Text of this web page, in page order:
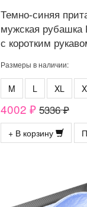
Темно-синяя
мужская рубашка
с коротким
Размеры в наличии:
M L XL
4002 ₽ 5336 ₽
+ В корзину